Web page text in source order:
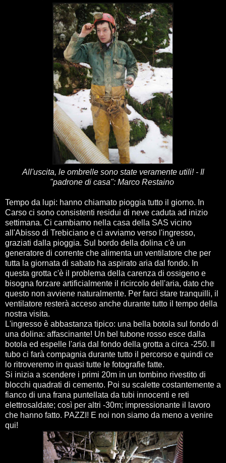
All'uscita, le ombrelle sono state veramente utili! - Il
"padrone di casa": Marco Restaino
Tempo da lupi: hanno chiamato pioggia tutto il giorno. In
Carso ci sono consistenti residui di neve caduta ad inizio
settimana. Ci cambiamo nella casa della SAS vicino
all'Abisso di Trebiciano e ci avviamo verso l'ingresso,
graziati dalla pioggia. Sul bordo della dolina c'è un
generatore di corrente che alimenta un ventilatore che per
tutta la giornata di sabato ha aspirato aria dal fondo. In
questa grotta c'è il problema della carenza di ossigeno e
bisogna forzare artificialmente il ricircolo dell'aria, dato che
questo non avviene naturalmente. Per farci stare tranquilli, il
ventilatore resterà acceso anche durante tutto il tempo della
nostra visita.
L'ingresso è abbastanza tipico: una bella botola sul fondo di
una dolina: affascinante! Un bel tubone rosso esce dalla
botola ed espelle l'aria dal fondo della grotta a circa -250. Il
tubo ci farà compagnia durante tutto il percorso e quindi ce
lo ritroveremo in quasi tutte le fotografie fatte.
Si inizia a scendere i primi 20m in un tombino rivestito di
blocchi quadrati di cemento. Poi su scalette costantemente a
fianco di una frana puntellata da tubi innocenti e reti
elettrosaldate; così per altri -30m; impressionante il lavoro
che hanno fatto. PAZZI! E noi non siamo da meno a venire
qui!